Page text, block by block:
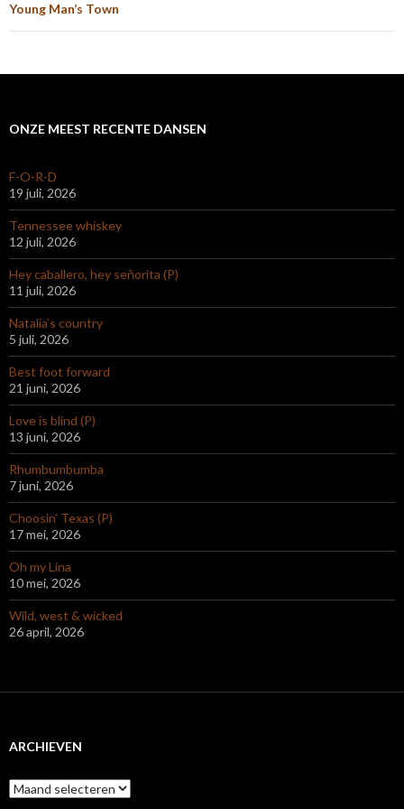
Young Man’s Town
ONZE MEEST RECENTE DANSEN
F-O-R-D
19 juli, 2026
Tennessee whiskey
12 juli, 2026
Hey caballero, hey señorita (P)
11 juli, 2026
Natalia’s country
5 juli, 2026
Best foot forward
21 juni, 2026
Love is blind (P)
13 juni, 2026
Rhumbumbumba
7 juni, 2026
Choosin’ Texas (P)
17 mei, 2026
Oh my Lina
10 mei, 2026
Wild, west & wicked
26 april, 2026
ARCHIEVEN
Archieven